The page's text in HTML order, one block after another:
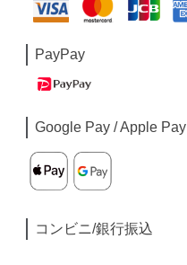
PayPay
Google Pay / Apple Pay
コンビニ/銀行振込